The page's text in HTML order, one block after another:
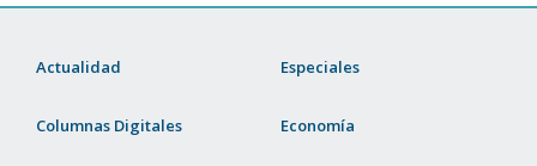
Actualidad
Columnas Digitales
Especiales
Economía